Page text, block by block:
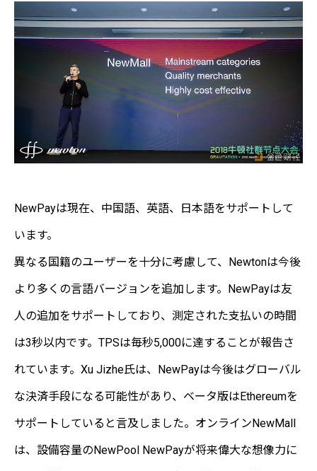
NewPayは現在、中国語、英語、日本語をサポートして
います。
異なる国籍のユーザーを十分に考慮して、Newtonは今後
より多くの言語バージョンを追加します。NewPayは友
人の追加をサポートしており、測定された支払いの時間
は3秒以内です。TPSは毎秒5,000に達することが報告さ
れています。Xu Jizhe氏は、NewPayは今後はグローバル
な決済手段になる可能性があり、ベータ版はEthereumを
サポートしていると言及しました。オンラインNewMall
は、設備容量のNewPool NewPayが将来偉大な想像力に